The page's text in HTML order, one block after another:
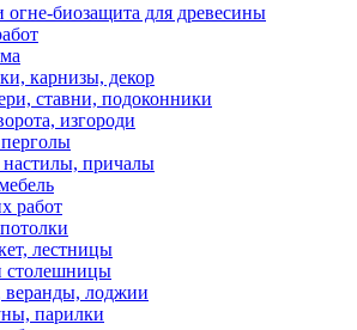
биозащита для древесины
карнизы, декор
ставни, подоконники
изгороди
настилы, причалы
работ
лестницы
столешницы
веранды, лоджии
парилки